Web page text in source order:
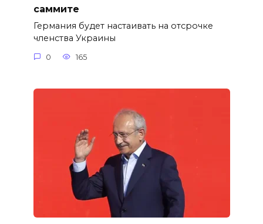
саммите
Германия будет настаивать на отсрочке
членства Украины
0 165